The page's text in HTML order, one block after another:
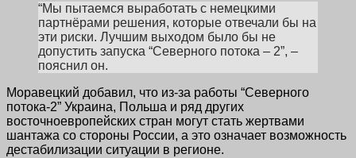
“Мы пытаемся выработать с немецкими
партнёрами решения, которые отвечали бы на
эти риски. Лучшим выходом было бы не
допустить запуска “Северного потока – 2”, –
пояснил он.
Моравецкий добавил, что из-за работы “Северного
потока-2” Украина, Польша и ряд других
восточноевропейских стран могут стать жертвами
шантажа со стороны России, а это означает возможность
дестабилизации ситуации в регионе.